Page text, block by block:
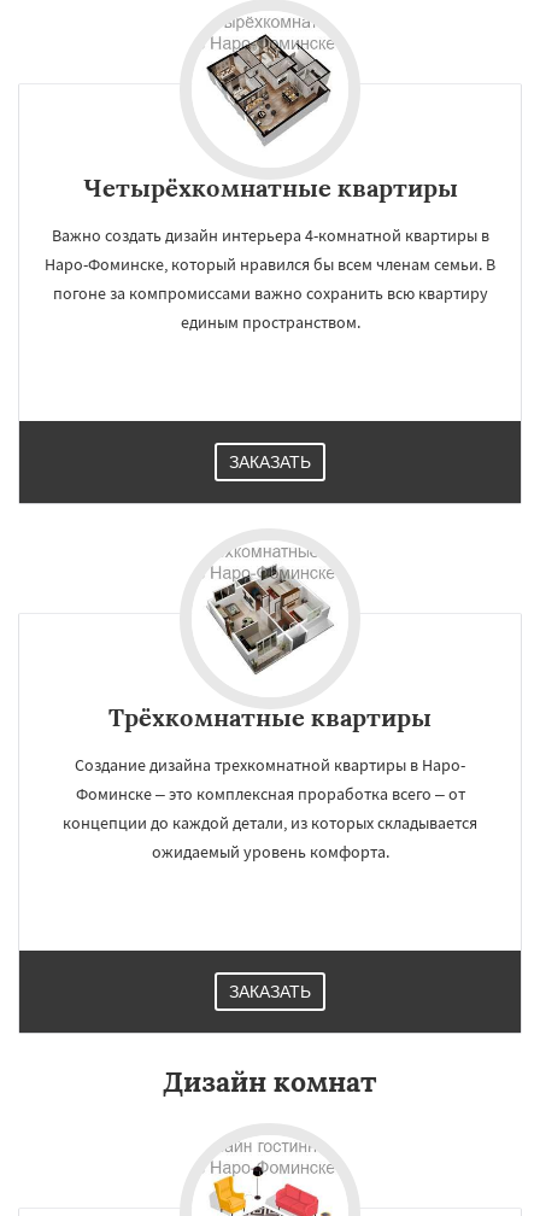
Четырёхкомнатные квартиры
Важно создать дизайн интерьера 4-комнатной квартиры в
Наро-Фоминске, который нравился бы всем членам семьи. В
погоне за компромиссами важно сохранить всю квартиру
единым пространством.
ЗАКАЗАТЬ
Трёхкомнатные квартиры
Создание дизайна трехкомнатной квартиры в Наро-
Фоминске – это комплексная проработка всего – от
концепции до каждой детали, из которых складывается
ожидаемый уровень комфорта.
ЗАКАЗАТЬ
Дизайн комнат